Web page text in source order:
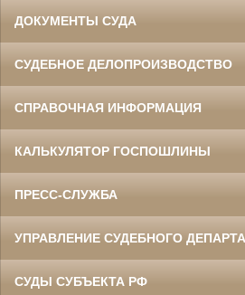
ДОКУМЕНТЫ СУДА
СУДЕБНОЕ ДЕЛОПРОИЗВОДСТВО
СПРАВОЧНАЯ ИНФОРМАЦИЯ
КАЛЬКУЛЯТОР ГОСПОШЛИНЫ
ПРЕСС-СЛУЖБА
УПРАВЛЕНИЕ СУДЕБНОГО
СУДЫ СУБЪЕКТА РФ